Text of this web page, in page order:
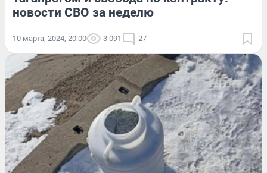
новости СВО за неделю
10 марта, 2024, 20:00 3 091 27